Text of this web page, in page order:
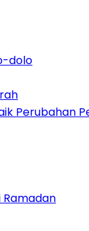
dolo
Perubahan